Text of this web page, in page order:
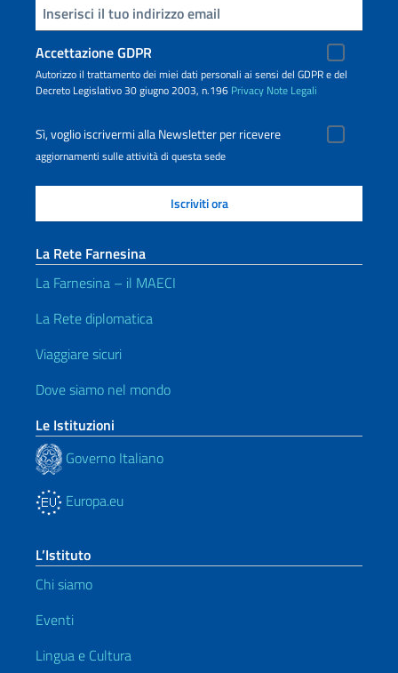
Inserisci la tua email
Accettazione GDPR
Autorizzo il trattamento dei miei dati personali ai sensi del GDPR e del
Decreto Legislativo 30 giugno 2003, n.196 Privacy Note Legali
Sì, voglio iscrivermi alla Newsletter per ricevere
aggiornamenti sulle attività di questa sede
La Rete Farnesina
La Farnesina – il MAECI
La Rete diplomatica
Viaggiare sicuri
Dove siamo nel mondo
Le Istituzioni
Governo Italiano
Europa.eu
L’Istituto
Chi siamo
Eventi
Lingua e Cultura